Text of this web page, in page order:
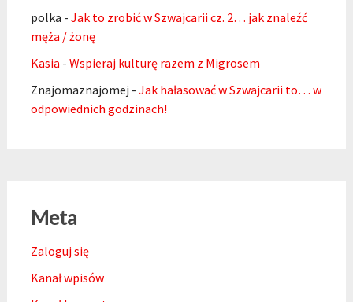
polka - Jak to zrobić w Szwajcarii cz. 2… jak znaleźć
męża / żonę
Kasia - Wspieraj kulturę razem z Migrosem
Znajomaznajomej - Jak hałasować w Szwajcarii to… w
odpowiednich godzinach!
Meta
Zaloguj się
Kanał wpisów